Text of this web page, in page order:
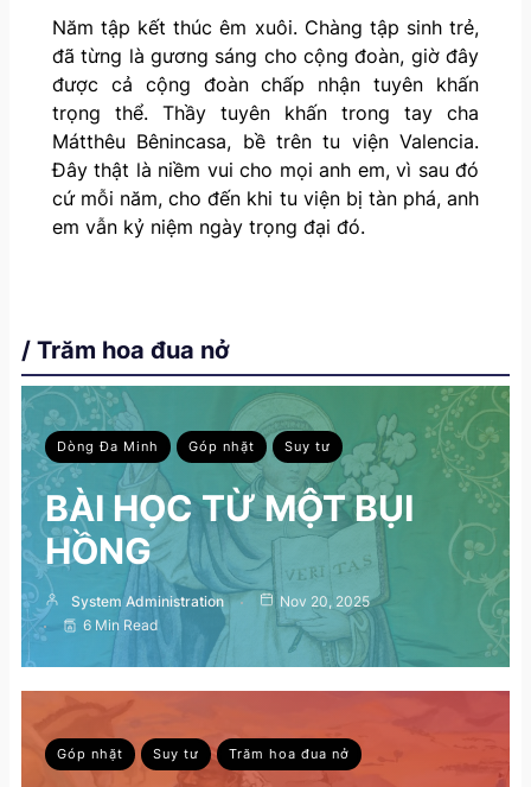
Năm tập kết thúc êm xuôi. Chàng tập sinh trẻ,
đã từng là gương sáng cho cộng đoàn, giờ đây
được cả cộng đoàn chấp nhận tuyên khấn
trọng thể. Thầy tuyên khấn trong tay cha
Mátthêu Bênincasa, bề trên tu viện Valencia.
Đây thật là niềm vui cho mọi anh em, vì sau đó
cứ mỗi năm, cho đến khi tu viện bị tàn phá, anh
em vẫn kỷ niệm ngày trọng đại đó.
/ Trăm hoa đua nở
Dòng Đa Minh Góp nhặt Suy tư
BÀI HỌC TỪ MỘT BỤI
HỒNG
System Administration
Nov 20, 2025
6 Min Read
Góp nhặt Suy tư Trăm hoa đua nở